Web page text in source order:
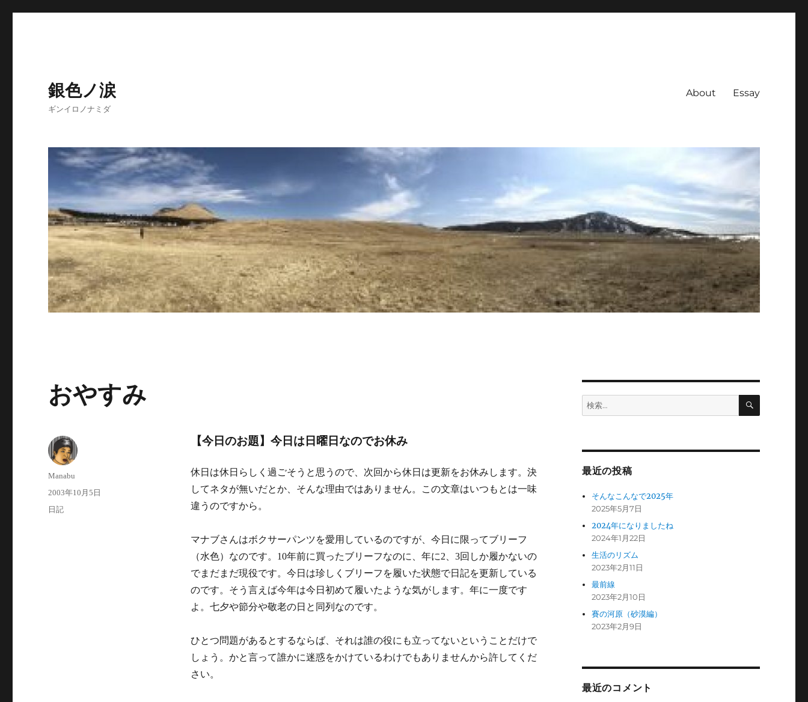
銀色ノ涙
ギンイロノナミダ
About Essay
おやすみ
【今日のお題】今日は日曜日なのでお休み
休日は休日らしく過ごそうと思うので、次回から休日は更新をお休みします。決
してネタが無いだとか、そんな理由ではありません。この文章はいつもとは一味
違うのですから。
マナブさんはボクサーパンツを愛用しているのですが、今日に限ってブリーフ
（水色）なのです。10年前に買ったブリーフなのに、年に2、3回しか履かないの
でまだまだ現役です。今日は珍しくブリーフを履いた状態で日記を更新している
のです。そう言えば今年は今日初めて履いたような気がします。年に一度です
よ。七夕や節分や敬老の日と同列なのです。
ひとつ問題があるとするならば、それは誰の役にも立ってないということだけで
しょう。かと言って誰かに迷惑をかけているわけでもありませんから許してくだ
さい。
投
稿
Manabu
投
稿
2003年10月5日
カ
日記
検
索:
検
最近の投稿
そんなこんなで2025年
2025年5月7日
2024年になりましたね
2024年1月22日
生活のリズム
2023年2月11日
最前線
2023年2月10日
賽の河原（砂漠編）
2023年2月9日
最近のコメント